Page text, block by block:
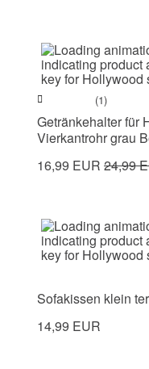
(1)
Getränkehalter für
Vierkantrohr grau
16,99 EUR 24,99
Sofakissen klein
14,99 EUR